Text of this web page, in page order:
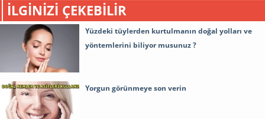
İLGINIZI ÇEKEBILIR
Yüzdeki tüylerden kurtulmanın doğal yolları ve
yöntemlerini biliyor musunuz ?
Yorgun görünmeye son verin